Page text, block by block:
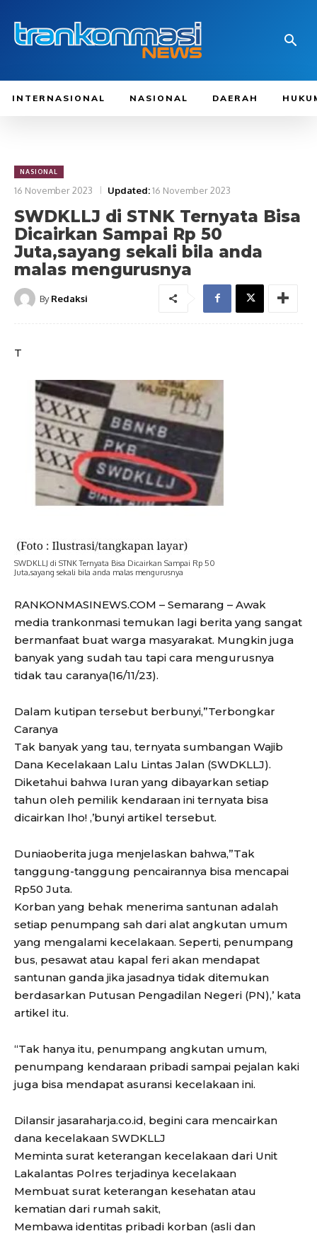
INTERNASIONAL NASIONAL DAERAH
NASIONAL
16 November 2023 Updated:16 November 2023
SWDKLLJ di STNK Ternyata Bisa
Dicairkan Sampai Rp 50
Juta,sayang sekali bila anda
malas mengurusnya
By Redaksi
T
SWDKLLJ di STNK Ternyata Bisa Dicairkan Sampai Rp 50
Juta,sayang sekali bila anda malas mengurusnya
RANKONMASINEWS.COM – Semarang – Awak
media trankonmasi temukan lagi berita yang sangat
bermanfaat buat warga masyarakat. Mungkin juga
banyak yang sudah tau tapi cara mengurusnya
tidak tau caranya(16/11/23).
Dalam kutipan tersebut berbunyi,”Terbongkar
Caranya
Tak banyak yang tau, ternyata sumbangan Wajib
Dana Kecelakaan Lalu Lintas Jalan (SWDKLLJ).
Diketahui bahwa Iuran yang dibayarkan setiap
tahun oleh pemilik kendaraan ini ternyata bisa
dicairkan lho! ,’bunyi artikel tersebut.
Duniaoberita juga menjelaskan bahwa,”Tak
tanggung-tanggung pencairannya bisa mencapai
Rp50 Juta.
Korban yang behak menerima santunan adalah
setiap penumpang sah dari alat angkutan umum
yang mengalami kecelakaan. Seperti, penumpang
bus, pesawat atau kapal feri akan mendapat
santunan ganda jika jasadnya tidak ditemukan
berdasarkan Putusan Pengadilan Negeri (PN),’ kata
artikel itu.
“Tak hanya itu, penumpang angkutan umum,
penumpang kendaraan pribadi sampai pejalan kaki
juga bisa mendapat asuransi kecelakaan ini.
Dilansir jasaraharja.co.id, begini cara mencairkan
dana kecelakaan SWDKLLJ
Meminta surat keterangan kecelakaan dari Unit
Lakalantas Polres terjadinya kecelakaan
Membuat surat keterangan kesehatan atau
kematian dari rumah sakit,
Membawa identitas pribadi korban (asli dan